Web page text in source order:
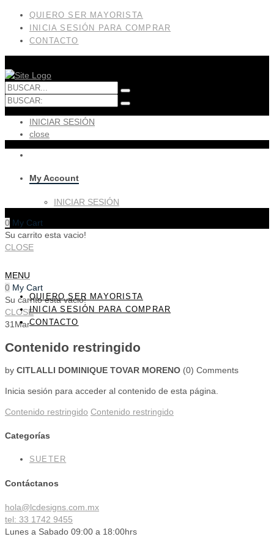
QUIERO SER MAYORISTA
INICIA SESIÓN PARA COMPRAR
CONTACTO
INICIAR SESIÓN
close
My Account
INICIAR SESIÓN
0 My Cart
Su carrito esta vacio!
CLOSE
MENU
QUIERO SER MAYORISTA
INICIA SESIÓN PARA COMPRAR
CONTACTO
0 My Cart
Su carrito esta vacio!
CLOSE
31Mar
Contenido restringido
by CITLALLI DOMINIQUE TOVAR MORENO (0) Comments
Inicia sesión para acceder al contenido de esta página.
Contenido restringido Contenido restringido
Categorías
SUETER
Contáctanos
hola@lcdesigns.com.mx
tel: 33 1742 9455
Lunes a Sabado 09:00 a 18:00hrs